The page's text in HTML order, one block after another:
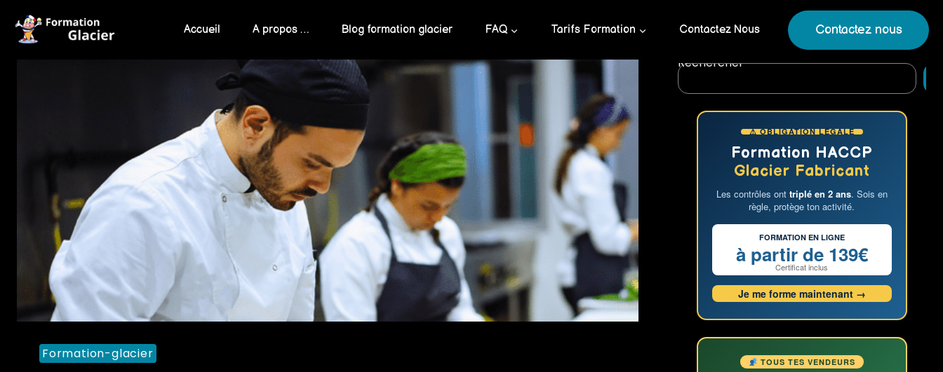
Accueil A propos … Blog formation glacier FAQ Tarifs Formation Contactez Nous Contactez nous
Formation-glacier
Rechercher
⚠ OBLIGATION LÉGALE
Formation HACCP
Glacier Fabricant
Les contrôles ont triplé en 2 ans. Sois en
règle, protège ton activité.
FORMATION EN LIGNE
à partir de 139€
Certificat inclus
Je me forme maintenant →
TOUS TES VENDEURS